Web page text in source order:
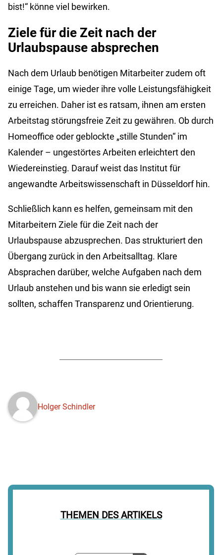
THEMEN DES ARTIKELS
bist!“ könne viel bewirken.
Ziele für die Zeit nach der
Urlaubspause absprechen
Nach dem Urlaub benötigen Mitarbeiter zudem oft
einige Tage, um wieder ihre volle Leistungsfähigkeit
zu erreichen. Daher ist es ratsam, ihnen am ersten
Arbeitstag störungsfreie Zeit zu gewähren. Ob durch
Homeoffice oder geblockte „stille Stunden“ im
Kalender – ungestörtes Arbeiten erleichtert den
Wiedereinstieg. Darauf weist das Institut für
angewandte Arbeitswissenschaft in Düsseldorf hin.
Schließlich kann es helfen, gemeinsam mit den
Mitarbeitern Ziele für die Zeit nach der
Urlaubspause abzusprechen. Das strukturiert den
Übergang zurück in den Arbeitsalltag. Klare
Absprachen darüber, welche Aufgaben nach dem
Urlaub anstehen und bis wann sie erledigt sein
sollten, schaffen Transparenz und Orientierung.
Holger Schindler